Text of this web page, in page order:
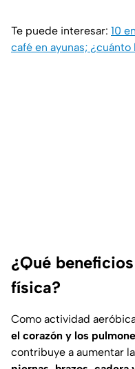
Te puede interesar: 10
café en ayunas;
¿Qué
física?
Como actividad
el corazón y los
contribuye a aumentar